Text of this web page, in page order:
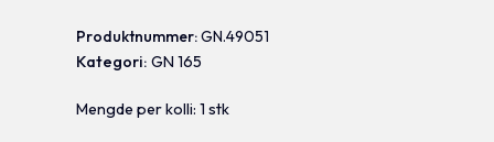
Produktnummer:GN.49051
Kategori:GN 165
Mengde per kolli: 1 stk